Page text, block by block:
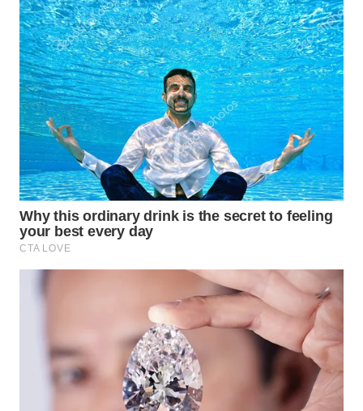
WN
SULUT
WN
MALUKU
WN
MALUT
WN
DAIRI
DANAU
WN
NIAS